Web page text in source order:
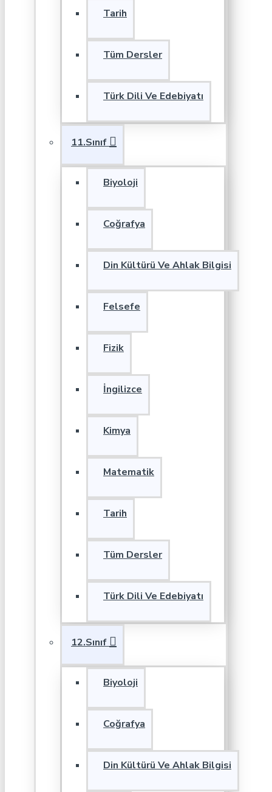
Tarih
Tüm Dersler
Türk Dili Ve Edebiyatı
11.Sınıf
Biyoloji
Coğrafya
Din Kültürü Ve Ahlak Bilgisi
Felsefe
Fizik
İngilizce
Kimya
Matematik
Tarih
Tüm Dersler
Türk Dili Ve Edebiyatı
12.Sınıf
Biyoloji
Coğrafya
Din Kültürü Ve Ahlak Bilgisi